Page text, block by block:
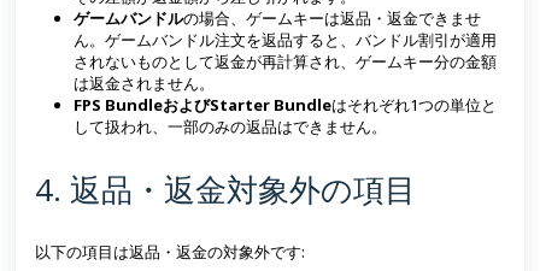
ゲームバンドルの場合、ゲームキーは返品・返金できませ
ん。ゲームバンドル注文を返品すると、バンドル割引が適用
されないものとして返金が再計算され、ゲームキー分の金額
は返金されません。
FPS BundleおよびStarter Bundleはそれぞれ1つの単位と
して扱われ、一部のみの返品はできません。
4. 返品・返金対象外の項目
以下の項目は返品・返金の対象外です: